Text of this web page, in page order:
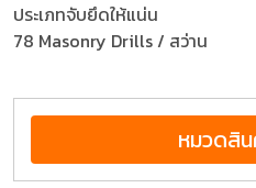
ประเภทจับยึดให้แน่น
78 Masonry Drills / สว่าน
หมวดสิ